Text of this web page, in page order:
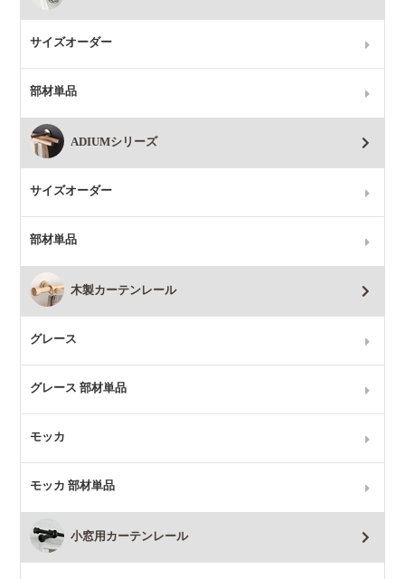
サイズオーダー
部材単品
ADIUMシリーズ
サイズオーダー
部材単品
木製カーテンレール
グレース
グレース 部材単品
モッカ
モッカ 部材単品
小窓用カーテンレール